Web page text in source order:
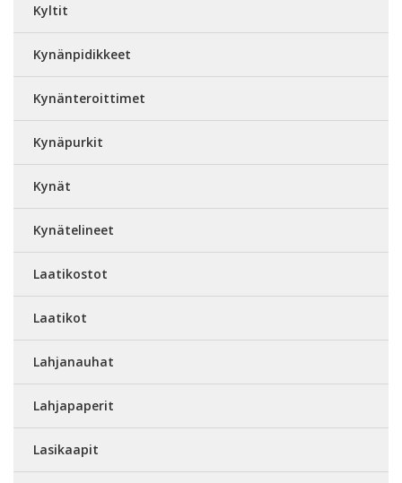
Kyltit
Kynänpidikkeet
Kynänteroittimet
Kynäpurkit
Kynät
Kynätelineet
Laatikostot
Laatikot
Lahjanauhat
Lahjapaperit
Lasikaapit